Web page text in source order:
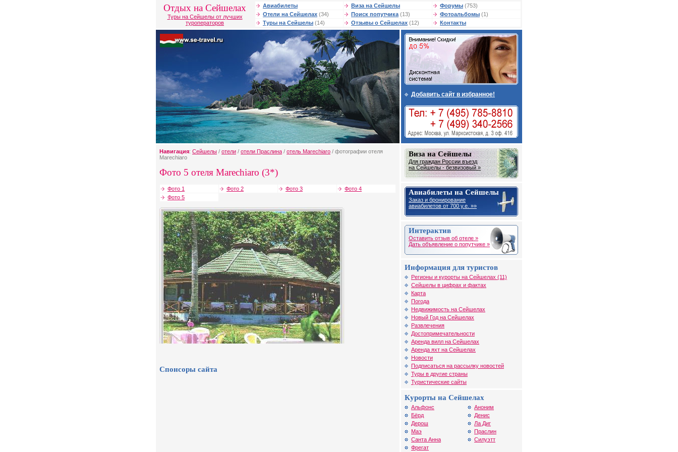
Отдых на Сейшелах
Туры на Сейшелы от лучших
туроператоров
Авиабилеты Виза на Сейшелы Форумы (753)
Отели на Сейшелах (34) Поиск попутчика (13) Фотоальбомы (1)
Туры на Сейшелы (14) Отзывы о Сейшелах (12) Контакты
Добавить сайт в избранное!
Навигация: Сейшелы / отели / отели Праслина / отель Marechiaro / фотографии отеля
Marechiaro
Фото 5 отеля Marechiaro (3*)
Фото 1 Фото 2 Фото 3
Фото 4
Фото 5
Спонсоры сайта
Виза на Сейшелы
Для граждан России въезд
на Сейшелы - безвизовый »
Авиабилеты на Сейшелы
Заказ и бронирование
авиабилетов от 700 у.е. »»
Интерактив
Оставить отзыв об отеле »
Дать объявление о попутчике »
Информация для туристов
Регионы и курорты на Сейшелах (11)
Сейшелы в цифрах и фактах
Карта
Погода
Недвижимость на Сейшелах
Новый Год на Сейшелах
Развлечения
Достопримечательности
Аренда вилл на Сейшелах
Аренда яхт на Сейшелах
Новости
Подписаться на рассылку новостей
Туры в другие страны
Туристические сайты
Курорты на Сейшелах
Альфонс
Бёрд
Дерош
Маэ
Санта Анна
Фрегат
Аноним
Денис
Ла Диг
Праслин
Силуэтт